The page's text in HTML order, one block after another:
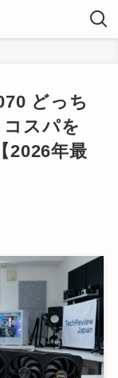
どっち
スパを
2026年最